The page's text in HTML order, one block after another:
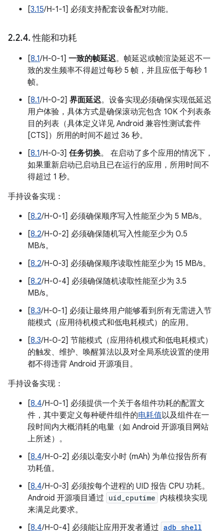
[3.15/H-1-1] 必须支持配套设备配对功能。
2.2.4.性能和功耗
[8.1/H-0-1] 一致的帧延迟。帧延迟或帧渲染延迟不一
致的发生频率不得超过每秒 5 帧，并且应低于每秒 1
帧。
[8.1/H-0-2] 界面延迟。设备实现必须确保实现低延迟
用户体验，具体方式是确保滚动完包含 10K 个列表条
目的列表（具体定义详见 Android 兼容性测试套件
[CTS]）所用的时间不超过 36 秒。
[8.1/H-0-3] 任务切换。 在启动了多个应用的情况下，
如果重新启动已启动且已在运行的应用，所用时间不
得超过 1 秒。
手持设备实现：
[8.2/H-0-1] 必须确保顺序写入性能至少为 5 MB/s。
[8.2/H-0-2] 必须确保随机写入性能至少为 0.5
MB/s。
[8.2/H-0-3] 必须确保顺序读取性能至少为 15 MB/s。
[8.2/H-0-4] 必须确保随机读取性能至少为 3.5
MB/s。
[8.3/H-0-1] 必须让最终用户能够看到所有无需进入节
能模式（应用待机模式和低电耗模式）的应用。
[8.3/H-0-2] 节能模式（应用待机模式和低电耗模式）
的触发、维护、唤醒算法以及对全局系统设置的使用
都不得违背 Android 开源项目。
手持设备实现：
[8.4/H-0-1] 必须提供一个关于各组件功耗的配置文
件，其中要定义每种硬件组件的电耗值以及组件在一
段时间内大概消耗的电量（如 Android 开源项目网站
上所述）。
[8.4/H-0-2] 必须以毫安小时 (mAh) 为单位报告所有
功耗值。
[8.4/H-0-3] 必须按每个进程的 UID 报告 CPU 功耗。
Android 开源项目通过 uid_cputime 内核模块实现
来满足此要求。
[8.4/H-0-4] 必须能让应用开发者通过 adb shell